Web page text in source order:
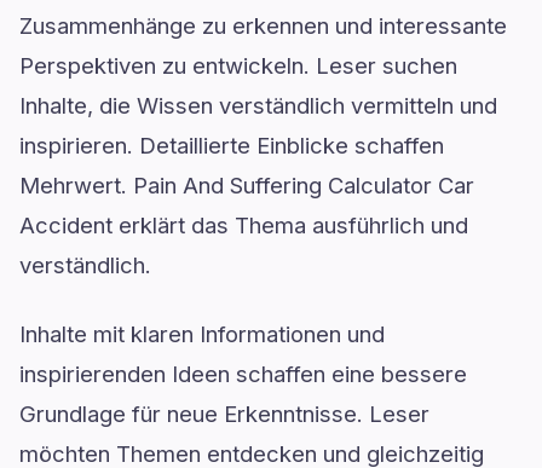
Zusammenhänge zu erkennen und interessante
Perspektiven zu entwickeln. Leser suchen
Inhalte, die Wissen verständlich vermitteln und
inspirieren. Detaillierte Einblicke schaffen
Mehrwert. Pain And Suffering Calculator Car
Accident erklärt das Thema ausführlich und
verständlich.
Inhalte mit klaren Informationen und
inspirierenden Ideen schaffen eine bessere
Grundlage für neue Erkenntnisse. Leser
möchten Themen entdecken und gleichzeitig